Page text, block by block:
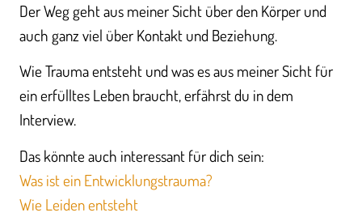
Der Weg geht aus meiner Sicht über den Körper und
auch ganz viel über Kontakt und Beziehung.
Wie Trauma entsteht und was es aus meiner Sicht für
ein erfülltes Leben braucht, erfährst du in dem
Interview.
Das könnte auch interessant für dich sein:
Was ist ein Entwicklungstrauma?
Wie Leiden entsteht